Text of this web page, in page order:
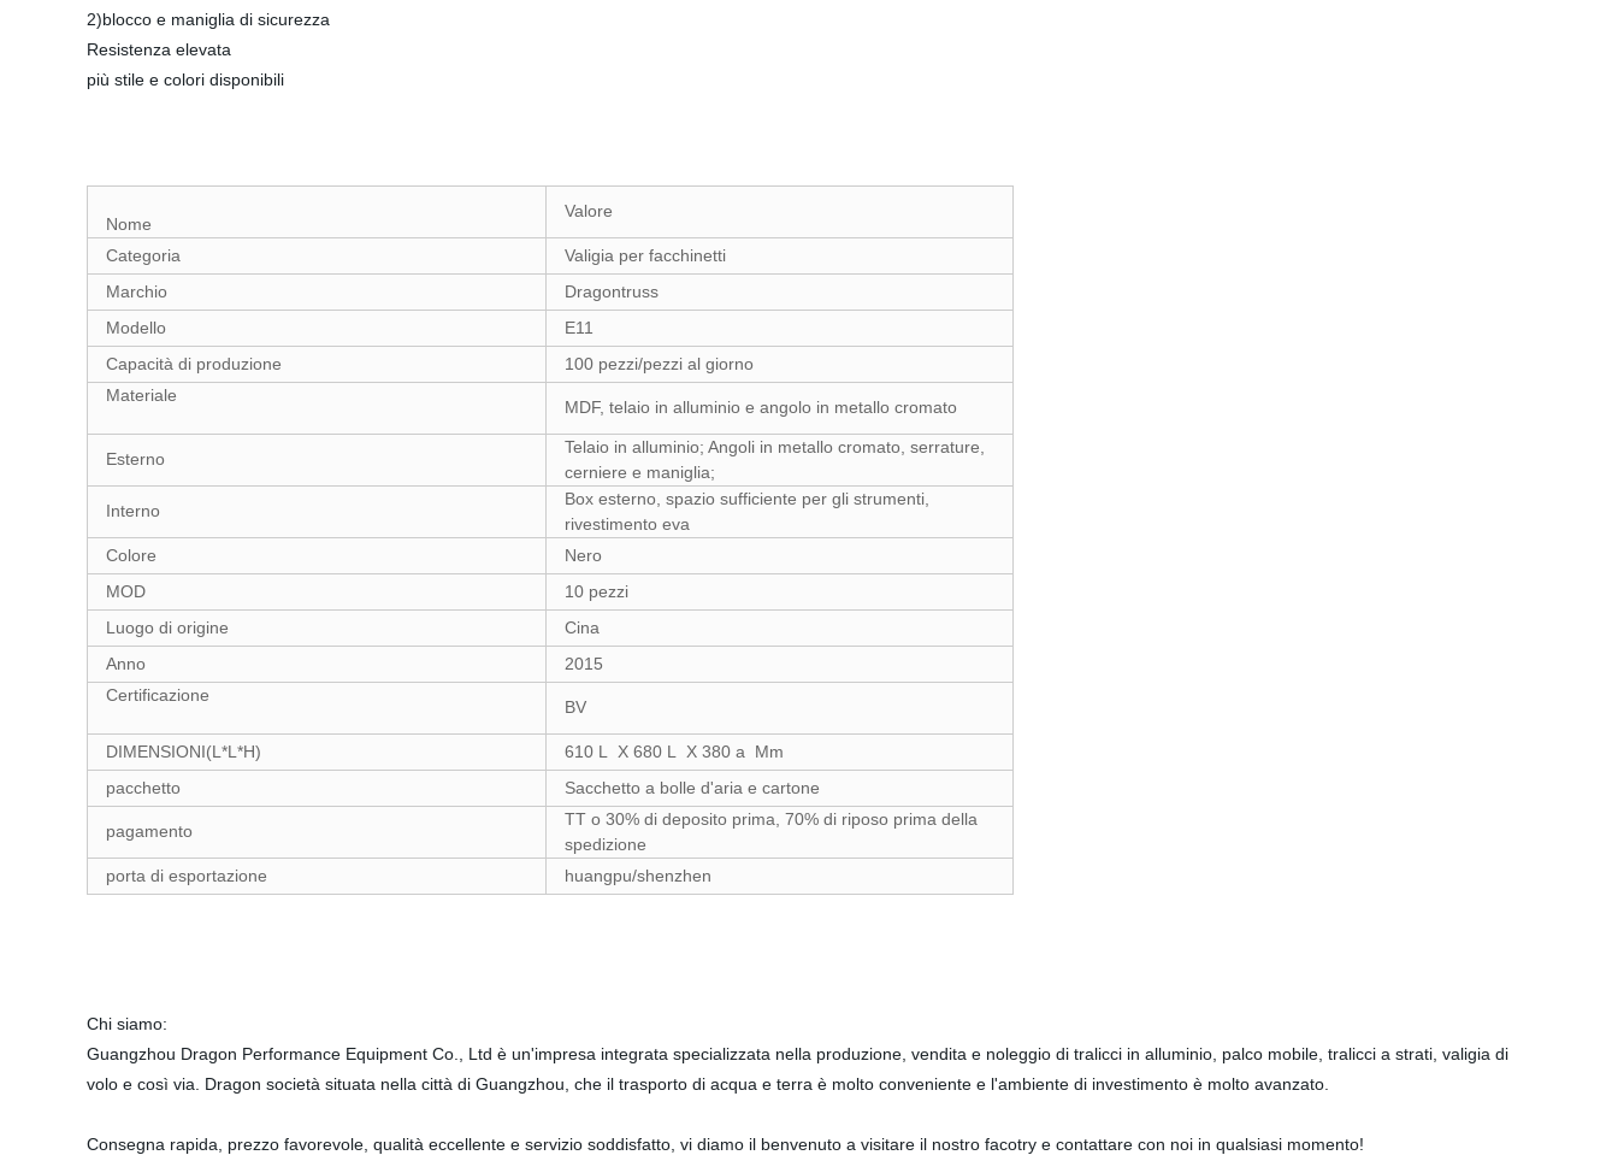
2)blocco e maniglia di sicurezza
Resistenza elevata
più stile e colori disponibili
Nome
Valore
Categoria
Valigia per facchinetti
Marchio
Dragontruss
Modello
E11
Capacità di produzione
100 pezzi/pezzi al giorno
Materiale
MDF, telaio in alluminio e angolo in metallo cromato
Esterno
Telaio in alluminio; Angoli in metallo cromato, serrature,
cerniere e maniglia;
Interno
Box esterno, spazio sufficiente per gli strumenti,
rivestimento eva
Colore
Nero
MOD
10 pezzi
Luogo di origine
Cina
Anno
2015
Certificazione
BV
DIMENSIONI(L*L*H)
610 L X 680 L X 380 a Mm
pacchetto
Sacchetto a bolle d'aria e cartone
pagamento
TT o 30% di deposito prima, 70% di riposo prima della
spedizione
porta di esportazione
huangpu/shenzhen
Chi siamo:
Guangzhou Dragon Performance Equipment Co., Ltd è un'impresa integrata specializzata nella produzione, vendita e noleggio di tralicci in alluminio, palco mobile, tralicci a strati, valigia di
volo e così via. Dragon società situata nella città di Guangzhou, che il trasporto di acqua e terra è molto conveniente e l'ambiente di investimento è molto avanzato.
Consegna rapida, prezzo favorevole, qualità eccellente e servizio soddisfatto, vi diamo il benvenuto a visitare il nostro facotry e contattare con noi in qualsiasi momento!